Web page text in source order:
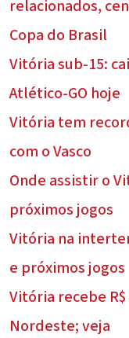
relacionados,
Copa do Brasil
Vitória sub-15:
Atlético-GO hoje
Vitória tem
com o Vasco
Onde assistir o
próximos jogos
Vitória na
e próximos jogos
Vitória recebe
Nordeste; veja